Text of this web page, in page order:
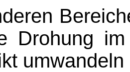
Drohung